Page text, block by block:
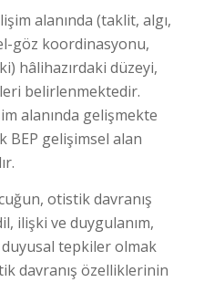
alanında (taklit, algı,
göz koordinasyonu,
hâlihazırdaki düzeyi,
belirlenmektedir.
alanında gelişmekte
gelişimsel alan
otistik davranış
ilişki ve duygulanım,
tepkiler olmak
davranış özelliklerinin